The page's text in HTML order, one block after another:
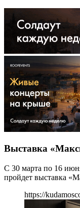
Выставка
С 30 марта по 16
пройдет выставка
https://